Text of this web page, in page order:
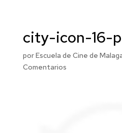
city-icon-16-
porEscuela de Cine de
Comentarios